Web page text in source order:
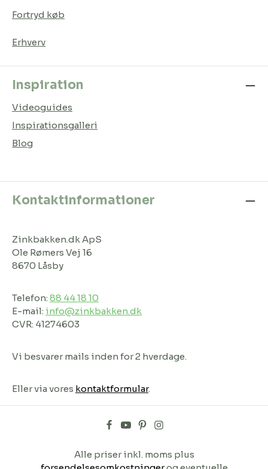
Fortryd køb
Erhverv
Inspiration
Videoguides
Inspirationsgalleri
Blog
Kontaktinformationer
Zinkbakken.dk ApS
Ole Rømers Vej 16
8670 Låsby
Telefon: 88 44 18 10
E-mail: info@zinkbakken.dk
CVR: 41274603
Vi besvarer mails inden for 2 hverdage.
Eller via vores kontaktformular.
Alle priser inkl. moms plus